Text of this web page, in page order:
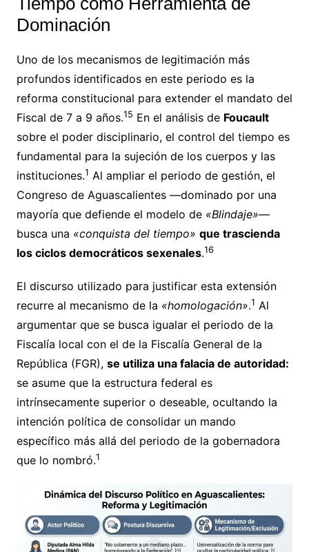
Dominación
Uno de los mecanismos de legitimación más
profundos identificados en este periodo es la
reforma constitucional para extender el mandato del
Fiscal de 7 a 9 años.15 En el análisis de Foucault
sobre el poder disciplinario, el control del tiempo es
fundamental para la sujeción de los cuerpos y las
instituciones.1 Al ampliar el periodo de gestión, el
Congreso de Aguascalientes —dominado por una
mayoría que defiende el modelo de «Blindaje»—
busca una «conquista del tiempo» que trascienda
los ciclos democráticos sexenales.16
El discurso utilizado para justificar esta extensión
recurre al mecanismo de la «homologación».1 Al
argumentar que se busca igualar el periodo de la
Fiscalía local con el de la Fiscalía General de la
República (FGR), se utiliza una falacia de autoridad:
se asume que la estructura federal es
intrínsecamente superior o deseable, ocultando la
intención política de consolidar un mando
específico más allá del periodo de la gobernadora
que lo nombró.1